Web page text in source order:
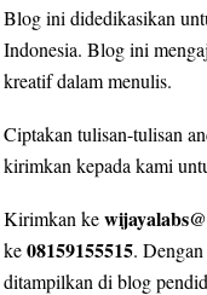
Blog ini didedikasikan
Indonesia. Blog ini
kreatif dalam menulis.
Ciptakan tulisan-tulisan
kirimkan kepada kami
Kirimkan ke
ke08159155515. Dengan
ditampilkan di blog